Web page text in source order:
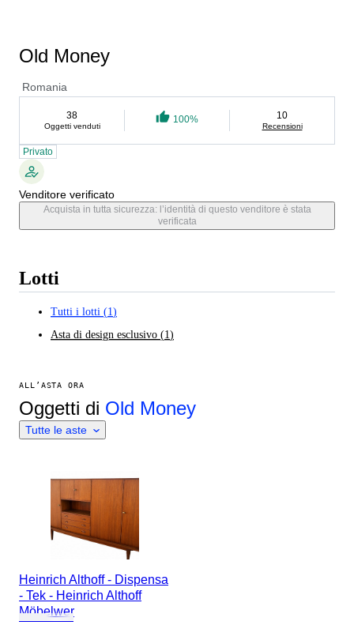
Old Money
Romania
38
Oggetti venduti
100% 10
Recensioni
Privato
Venditore verificato
Acquista in tutta sicurezza: l’identità di questo venditore è stata
verificata
Lotti
Tutti i lotti (1)
Asta di design esclusivo (1)
ALL’ASTA ORA
Oggetti di Old Money
Tutte le aste
Heinrich Althoff - Dispensa
- Tek - Heinrich Althoff
Möbelwer